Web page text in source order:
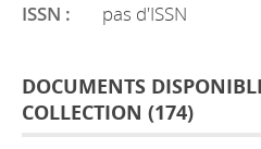
ISSN :
pas d'ISSN
DOCUMENTS
COLLECTION (174)